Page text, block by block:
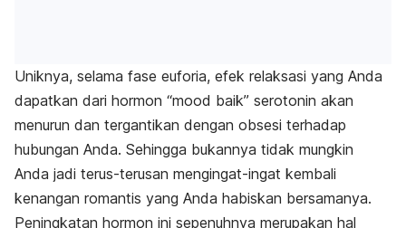
Uniknya, selama fase euforia, efek relaksasi yang Anda
dapatkan dari hormon “mood baik” serotonin akan
menurun dan tergantikan dengan obsesi terhadap
hubungan Anda. Sehingga bukannya tidak mungkin
Anda jadi terus-terusan mengingat-ingat kembali
kenangan romantis yang Anda habiskan bersamanya.
Peningkatan hormon ini sepenuhnya merupakan hal